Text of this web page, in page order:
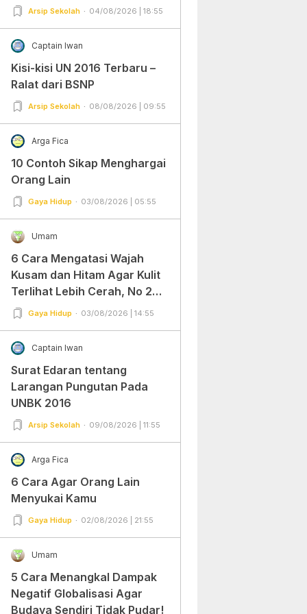
Arsip Sekolah 04/08/2026 | 18:55
Captain Iwan
Kisi-kisi UN 2016 Terbaru –
Ralat dari BSNP
Arsip Sekolah 08/08/2026 | 09:55
Arga Fica
10 Contoh Sikap Menghargai
Orang Lain
Gaya Hidup 03/08/2026 | 05:55
Umam
6 Cara Mengatasi Wajah
Kusam dan Hitam Agar Kulit
Terlihat Lebih Cerah, No 2
Gampang Banget dan Mudah
Gaya Hidup 03/08/2026 | 14:55
Captain Iwan
Surat Edaran tentang
Larangan Pungutan Pada
UNBK 2016
Arsip Sekolah 09/08/2026 | 11:55
Arga Fica
6 Cara Agar Orang Lain
Menyukai Kamu
Gaya Hidup 02/08/2026 | 21:55
Umam
5 Cara Menangkal Dampak
Negatif Globalisasi Agar
Budaya Sendiri Tidak Pudar!